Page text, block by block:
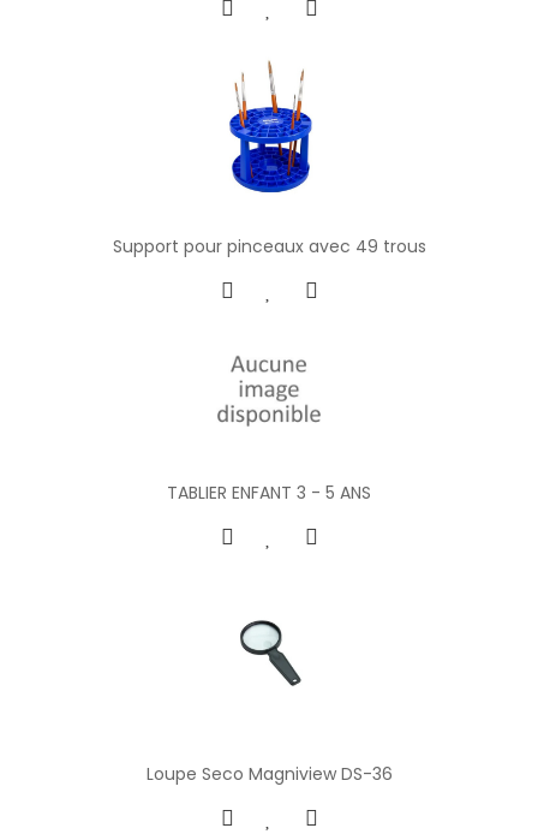
Support pour pinceaux avec 49 trous
TABLIER ENFANT 3 - 5 ANS
Loupe Seco Magniview DS-36